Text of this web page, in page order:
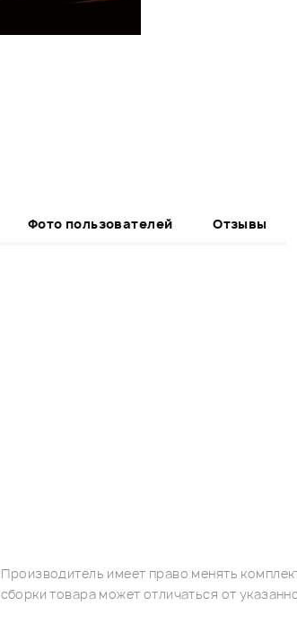
Фото пользователей Отзывы
Производитель имеет право менять
сборки товара может отличаться от